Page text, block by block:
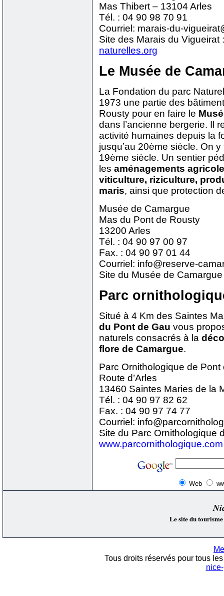
Mas Thibert – 13104 Arles
Tél. : 04 90 98 70 91
Courriel: marais-du-
Site des Marais du Vigueirat
naturelles.org
Le Musée de
La Fondation du parc
1973 une partie des
Rousty pour en faire le
dans l’ancienne bergerie. Il
activité humaines depuis la
jusqu’au 20ème siècle. On
19ème siècle. Un sentier
les aménagements
viticulture, riziculture,
maris, ainsi que protection
Musée de Camargue
Mas du Pont de Rousty
13200 Arles
Tél. : 04 90 97 00 97
Fax. : 04 90 97 01 44
Courriel: info@reserve-
Site du Musée de
Parc
Situé à 4 Km des Saintes
du Pont de Gau vous
naturels consacrés à la
flore de Camargue.
Parc Ornithologique de Pont
Route d’Arles
13460 Saintes Maries de la
Tél. : 04 90 97 82 62
Fax. : 04 90 97 74 77
Courriel:
Site du Parc Ornithologique
www.parcornithologique.com
Web
Le site du
Tous droits réservés pour tous